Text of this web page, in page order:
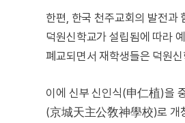
한편, 한국 천주교회의 발전과
덕원신학교가 설립됨에 따라
폐교되면서 재학생들은 덕원
이에 신부 신인식(申仁植)을
(京城天主公敎神學校)로 개